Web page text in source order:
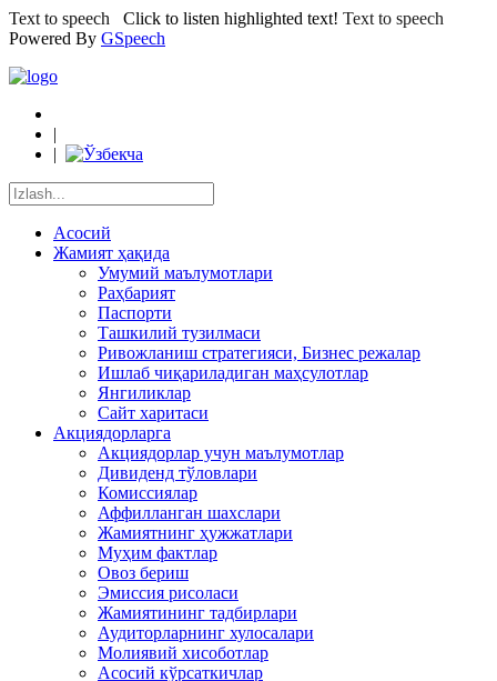
Text to speech Click to listen highlighted text! Text to speech
Powered By GSpeech
|
|
Асосий
Жамият ҳақида
Умумий маълумотлари
Раҳбарият
Паспорти
Ташкилий тузилмаси
Ривожланиш стратегияси, Бизнес режалар
Ишлаб чиқариладиган маҳсулотлар
Янгиликлар
Сайт харитаси
Акциядорларга
Акциядорлар учун маълумотлар
Дивиденд тўловлари
Комиссиялар
Аффилланган шахслари
Жамиятнинг ҳужжатлари
Муҳим фактлар
Овоз бериш
Эмиссия рисоласи
Жамиятининг тадбирлари
Аудиторларнинг хулосалари
Молиявий хисоботлар
Асосий кўрсаткичлар